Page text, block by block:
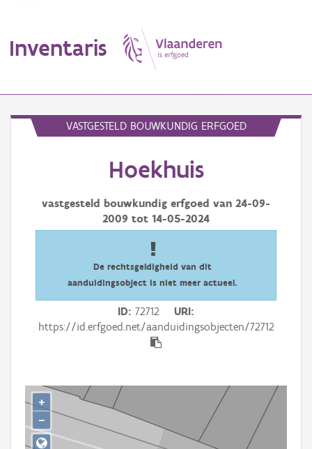
Inventaris
Aanduidingsobject
Waarneming
Persoon of collectief
Aanmelden
VASTGESTELD BOUWKUNDIG ERFGOED
Hoekhuis
vastgesteld bouwkundig erfgoed van 24-09-
2009 tot 14-05-2024
De rechtsgeldigheid van dit
aanduidingsobject is niet meer actueel.
ID 72712
URI
https://id.erfgoed.net/aanduidingsobjecten/72712
+
−